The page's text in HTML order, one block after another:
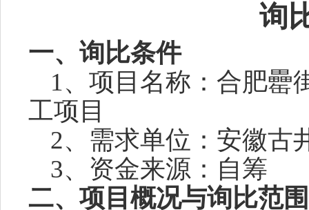
询
一、询比条件
1、项目名称： 合肥罍
工项目
2、需求单位： 安徽古
3、资金来源：
二、项目概况与询比范围